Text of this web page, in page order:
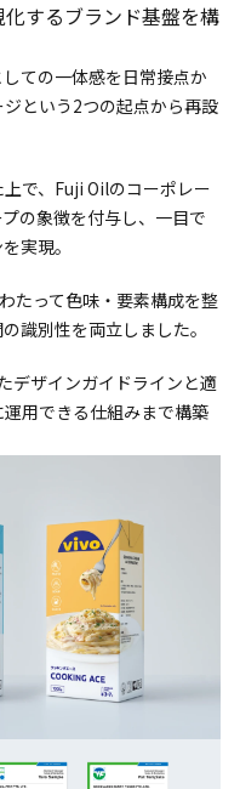
するブランド基盤を構
ての一体感を日常接点か
という2つの起点から再設
で、Fuji Oilのコーポレー
の象徴を付与し、一目で
実現。
たって色味・要素構成を整
識別性を両立しました。
デザインガイドラインと適
用できる仕組みまで構築